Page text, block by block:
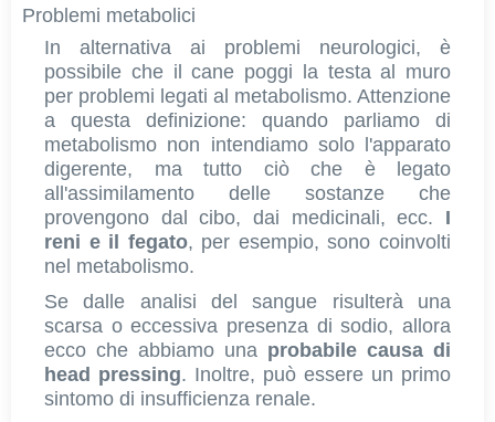
Problemi metabolici
In alternativa ai problemi neurologici, è
possibile che il cane poggi la testa al muro
per problemi legati al metabolismo. Attenzione
a questa definizione: quando parliamo di
metabolismo non intendiamo solo l'apparato
digerente, ma tutto ciò che è legato
all'assimilamento delle sostanze che
provengono dal cibo, dai medicinali, ecc. I
reni e il fegato, per esempio, sono coinvolti
nel metabolismo.
Se dalle analisi del sangue risulterà una
scarsa o eccessiva presenza di sodio, allora
ecco che abbiamo una probabile causa di
head pressing. Inoltre, può essere un primo
sintomo di insufficienza renale.